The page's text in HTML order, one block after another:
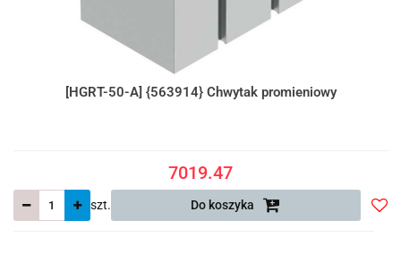
[HGRT-50-A] {563914} Chwytak promieniowy
7019.47
szt. Do koszyka